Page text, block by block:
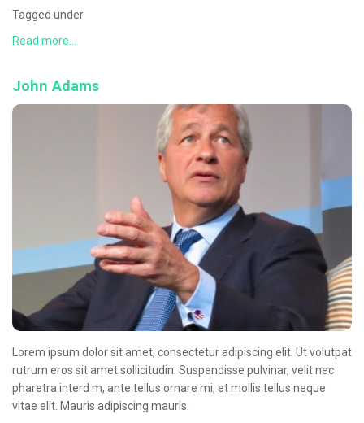
Tagged under
Read more...
John Adams
Lorem ipsum dolor sit amet, consectetur adipiscing elit. Ut volutpat
rutrum eros sit amet sollicitudin. Suspendisse pulvinar, velit nec
pharetra interd m, ante tellus ornare mi, et mollis tellus neque
vitae elit. Mauris adipiscing mauris.